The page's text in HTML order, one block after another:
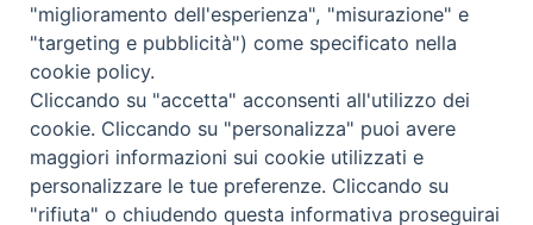
Orari: dal Lunedì al Venerdì Ore: 9:00 - 13:00
Lunedì, Mercoledì e Venerdì, Ore 9:30 - 12:30
"miglioramento dell'esperienza", "misurazione" e
"targeting e pubblicità") come specificato nella
cookie policy.
Cliccando su "accetta" acconsenti all'utilizzo dei
cookie. Cliccando su "personalizza" puoi avere
maggiori informazioni sui cookie utilizzati e
personalizzare le tue preferenze. Cliccando su
"rifiuta" o chiudendo questa informativa proseguirai